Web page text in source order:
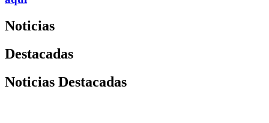
Noticias
Destacadas
Noticias Destacadas